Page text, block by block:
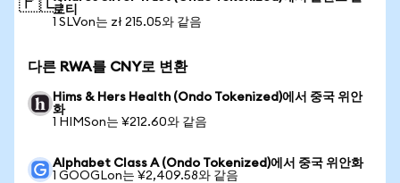
로티
1 SLVon는 zł 215.05와 같음
다른 RWA를 CNY로 변환
Hims & Hers Health (Ondo Tokenized)에서 중국 위안
화
1 HIMSon는 ¥212.60와 같음
Alphabet Class A (Ondo Tokenized)에서 중국 위안화
1 GOOGLon는 ¥2,409.58와 같음